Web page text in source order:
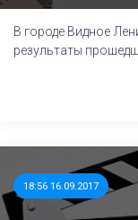
В городе Видное
результаты
18:56 16.09.2017